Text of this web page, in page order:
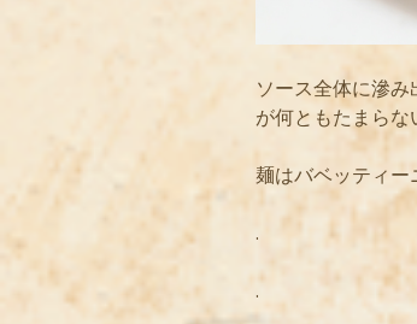
ソース全体に滲
が何ともたまらな
麺はバベッティー
.
.